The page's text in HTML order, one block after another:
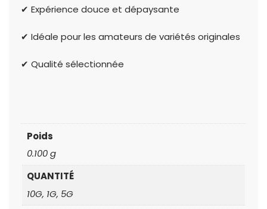
✔ Expérience douce et dépaysante
✔ Idéale pour les amateurs de variétés originales
✔ Qualité sélectionnée
Poids
0.100 g
QUANTITÉ
10G, 1G, 5G